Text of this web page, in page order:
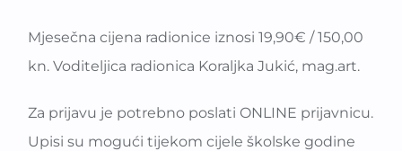
Mjesečna cijena radionice iznosi 19,90€ / 150,00
kn. Voditeljica radionica Koraljka Jukić, mag.art.
Za prijavu je potrebno poslati ONLINE prijavnicu.
Upisi su mogući tijekom cijele školske godine